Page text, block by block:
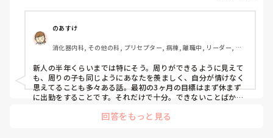
そもそもメンタルが弱すぎて何気ない先輩の一言をきにして
しまったり人目を気にしすぎてうまく動けません。こんな性
格にも疲れてしまいます
こんな感じではどこに行っても使いものにならないと思いま
すが今が辛いです。
こんなに早く辞められた方いますか？その後どうでしたか。
この先の選択や決断が不安ですがいろいろアドバイス頂ける
と嬉しいです。
のあすけ
消化器内科, その他の科, プリセプター, 病棟, 離職中, リーダー, 消
新人の半年くらいまでは特にそう。周りができるように見えて
も、周りの子も同じようにあなたを羨ましく、自分が情けなく
思えてることも多々ある話。最初の3ヶ月の目標はまず休まず
に出勤をすることです。それだけで十分。できないことばかり
人なんていませんよ。 回答をもっと見る